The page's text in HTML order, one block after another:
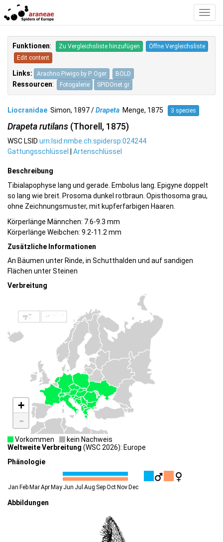
Funktionen: Zu Vergleichsliste hinzufügen
Öffne Vergleichsliste
Edit content
Links: Arachno.Piwigo by P. Oger BOLD
Ressourcen: Fotogalerie SPIDOnet.gr
Liocranidae Simon, 1897 /Drapeta Menge, 1875 3 species
Drapeta rutilans (Thorell, 1875)
WSC LSID urn:lsid:nmbe.ch:spidersp:024244
Gattungsschlüssel
Artenschlüssel
Beschreibung
Tibialapophyse lang und gerade. Embolus lang. Epigyne doppelt
so lang wie breit. Prosoma dunkel rotbraun. Opisthosoma grau,
ohne Zeichnungsmuster, mit kupferfarbigen Haaren.
Körperlänge Männchen: 7.6-9.3 mm
Körperlänge Weibchen: 9.2-11.2 mm
Zusätzliche Informationen
An Bäumen unter Rinde, in Schutthalden und auf sandigen
Flächen unter Steinen
Verbreitung
+
-
Vorkommen
kein Nachweis
Weltweite Verbreitung (WSC 2026): Europe
Phänologie
Jan Feb MarApr May Jun Jul Aug SepOct Nov Dec
Abbildungen